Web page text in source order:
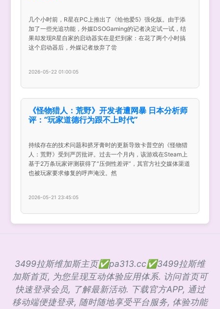
几个小时前，R星在PC上推出了《给他爱5》强化版。由于添
加了一些光追功能，外媒DSOGaming的记者决定试一试，结
果却发现R星自家的启动器实在是烂到家：在花了两个小时搞
这个启动器后，外媒记者放弃了尝
2026-05-22 01:00:05
《怪物猎人：荒野》开发者遭网暴 日本分析师
评：“玩家道德行为跟不上时代”
持续存在的技术问题和挤牙膏时的更新导致卡普空的《怪物猎
人：荒野》受到严厉批评。过去一个月内，该游戏在Steam上
基于2万条玩家评测获得了“压倒性差评”，其官方社交媒体渠道
也被玩家要求修复的呼声淹没。然
2026-05-21 23:45:05
3499拉斯维加斯主页✅pa313.cc✅3499拉斯维
加斯首页, 为您呈现互动体验应用体系. 访问首页可
快速登录会员, 了解最新活动. 下载官方APP, 通过
移动端便捷登录, 随时随地享受平台服务, 体验功能